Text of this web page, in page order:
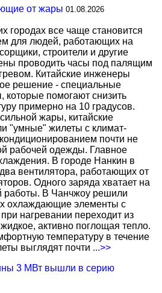
от жары 01.08.2026
городах все чаще становится
для людей, работающих на
строители и другие
проводить часы под палящим
Китайские инженеры
решение - специальные
помогают снизить
примерно на 10 градусов.
жары, китайские
"умные" жилеты с климат-
почти не
рабочей одежды. Главное
В городе Нанкин в
вентилятора, работающих от
Одного заряда хватает на
работы. В Чанчжоу решили
охлаждающие элементы с
нагревании переходит из
активно поглощая тепло.
температуру в течение
выглядят почти ...>>
3 МВт вышли в серию